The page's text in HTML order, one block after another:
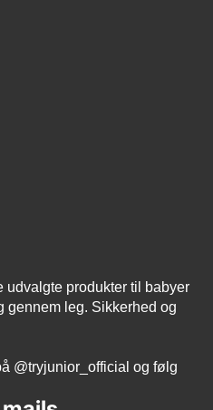
udvalgte produkter til babyer
gennem leg. Sikkerhed og
@tryjunior_official og følg